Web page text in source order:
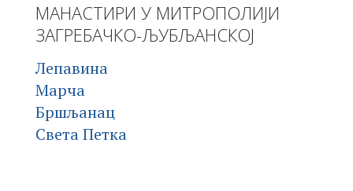
МАНАСТИРИ У МИТРОПОЛИЈИ
ЗАГРЕБАЧКО-ЉУБЉАНСКОЈ
Лепавина
Марча
Бршљанац
Света Петка